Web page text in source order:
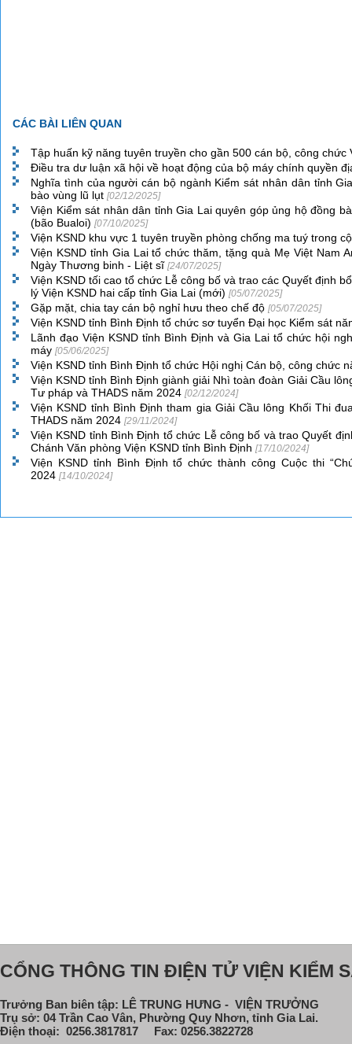
CÁC BÀI LIÊN QUAN
Tập huấn kỹ năng tuyên truyền cho gần 500 cán bộ, công chức
Điều tra dư luận xã hội về hoạt động của bộ máy chính quyền
Nghĩa tình của người cán bộ ngành Kiểm sát nhân dân tỉnh
bào vùng lũ lụt [02/12/2025]
Viện Kiểm sát nhân dân tỉnh Gia Lai quyên góp ủng hộ đồng
(bão Bualoi) [07/10/2025]
Viện KSND khu vực 1 tuyên truyền phòng chống ma tuý trong
Viện KSND tỉnh Gia Lai tổ chức thăm, tặng quà Mẹ Việt Nam
Ngày Thương binh - Liệt sĩ [24/07/2025]
Viện KSND tối cao tổ chức Lễ công bố và trao các Quyết định
lý Viện KSND hai cấp tỉnh Gia Lai (mới) [05/07/2025]
Gặp mặt, chia tay cán bộ nghỉ hưu theo chế độ [05/07/2025]
Viện KSND tỉnh Bình Định tổ chức sơ tuyển Đại học Kiểm sát
Lãnh đạo Viện KSND tỉnh Bình Định và Gia Lai tổ chức hội
máy [05/06/2025]
Viện KSND tỉnh Bình Định tổ chức Hội nghị Cán bộ, công chức
Viện KSND tỉnh Bình Định giành giải Nhì toàn đoàn Giải Cầu
Tư pháp và THADS năm 2024 [02/12/2024]
Viện KSND tỉnh Bình Định tham gia Giải Cầu lông Khối Thi
THADS năm 2024 [29/11/2024]
Viện KSND tỉnh Bình Định tổ chức Lễ công bố và trao Quyết
Chánh Văn phòng Viện KSND tỉnh Bình Định [17/10/2024]
Viện KSND tỉnh Bình Định tổ chức thành công Cuộc thi
2024 [14/10/2024]
CỔNG THÔNG TIN ĐIỆN TỬ VIỆN KIỂM
Trưởng Ban biên tập: LÊ TRUNG HƯNG - VIỆN TRƯỞNG
Trụ sở: 04 Trần Cao Vân, Phường Quy Nhơn, tỉnh Gia Lai.
Điện thoại: 0256.3817817 Fax: 0256.3822728